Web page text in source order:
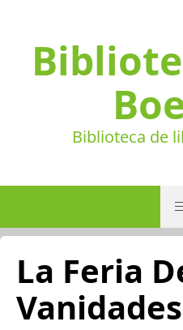
Biblioteca de
La Feria
Vanidades